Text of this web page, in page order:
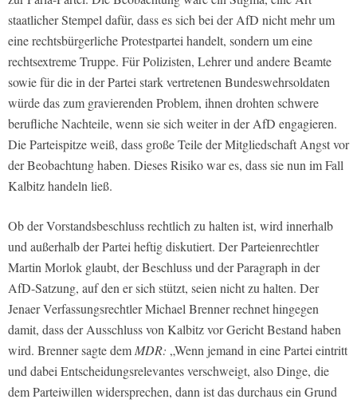
staatlicher Stempel dafür, dass es sich bei der AfD nicht mehr um
eine rechtsbürgerliche Protestpartei handelt, sondern um eine
rechtsextreme Truppe. Für Polizisten, Lehrer und andere Beamte
sowie für die in der Partei stark vertretenen Bundeswehrsoldaten
würde das zum gravierenden Problem, ihnen drohten schwere
berufliche Nachteile, wenn sie sich weiter in der AfD engagieren.
Die Parteispitze weiß, dass große Teile der Mitgliedschaft Angst vor
der Beobachtung haben. Dieses Risiko war es, dass sie nun im Fall
Kalbitz handeln ließ.
Ob der Vorstandsbeschluss rechtlich zu halten ist, wird innerhalb
und außerhalb der Partei heftig diskutiert. Der Parteienrechtler
Martin Morlok glaubt, der Beschluss und der Paragraph in der
AfD-Satzung, auf den er sich stützt, seien nicht zu halten. Der
Jenaer Verfassungsrechtler Michael Brenner rechnet hingegen
damit, dass der Ausschluss von Kalbitz vor Gericht Bestand haben
wird. Brenner sagte demMDR: „Wenn jemand in eine Partei eintritt
und dabei Entscheidungsrelevantes verschweigt, also Dinge, die
dem Parteiwillen widersprechen, dann ist das durchaus ein Grund